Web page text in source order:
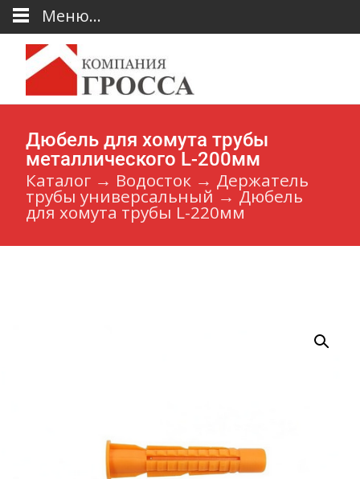
Дюбель для хомута трубы
металлического L-200мм
Каталог → Водосток → Держатель
трубы универсальный → Дюбель
для хомута трубы L-220мм
Меню...